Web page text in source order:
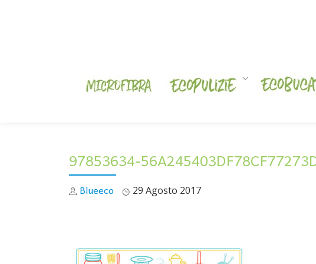
97853634-
Blueeco 29 Agosto 2017